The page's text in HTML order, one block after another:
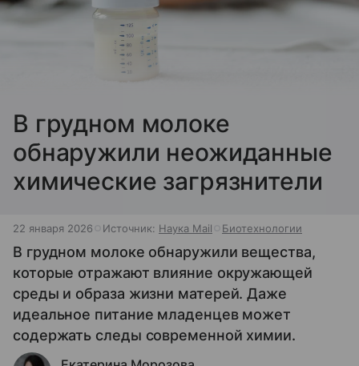
В грудном молоке
обнаружили неожиданные
химические загрязнители
22 января 2026 Источник: Наука Mail Биотехнологии
В грудном молоке обнаружили вещества,
которые отражают влияние окружающей
среды и образа жизни матерей. Даже
идеальное питание младенцев может
содержать следы современной химии.